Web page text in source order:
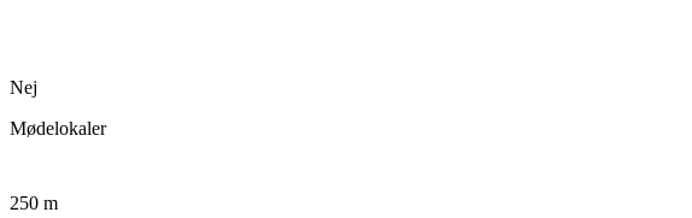
Nej
Mødelokaler
250 m